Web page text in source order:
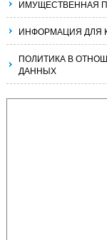
ИМУЩЕСТВЕННАЯ
ИНФОРМАЦИЯ ДЛЯ
ПОЛИТИКА В
ДАННЫХ